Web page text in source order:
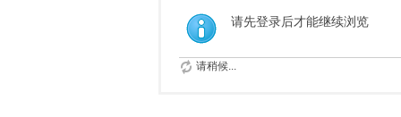
请先登录后才能继续浏览
请稍候...